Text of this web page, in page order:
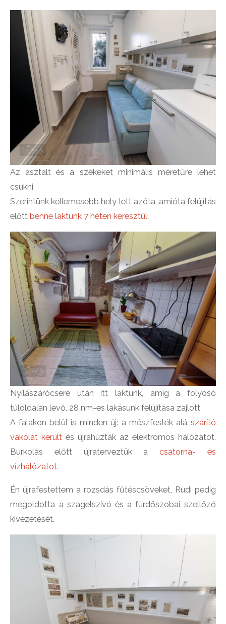
Az asztalt és a székeket minimális méretűre lehet
csukni
Szerintünk kellemesebb hely lett azóta, amióta felújítás
előttbenne laktunk 7 héten keresztül:
Nyílászárócsere után itt laktunk, amíg a folyosó
túloldalán levő, 28 nm-es lakásunk felújítása zajlott
A falakon belül is minden új: a mészfesték alá szárító
vakolat került és újrahúzták az elektromos hálózatot.
Burkolás előtt újraterveztük a csatorna- és
vízhálózatot.
Én újrafestettem a rozsdás fűtéscsöveket, Rudi pedig
megoldotta a szagelszívó és a fürdőszobai szellőző
kivezetését.